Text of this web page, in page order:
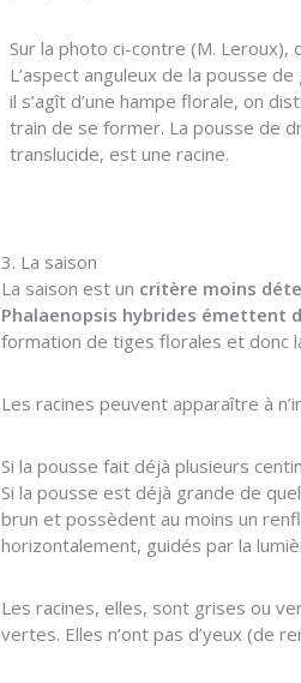
Sur la photo ci-contre (M. Leroux),
L’aspect anguleux de la pousse
il s’agît d’une hampe florale, on
train de se former. La pousse de
translucide, est une racine.
3. La saison
La saison est un critère moins
Phalaenopsis hybrides émettent
formation de tiges florales et donc
Les racines peuvent apparaître à
Si la pousse fait déjà plusieurs
Si la pousse est déjà grande de
brun et possèdent au moins un
horizontalement, guidés par la
Les racines, elles, sont grises ou
vertes. Elles n’ont pas d’yeux (de